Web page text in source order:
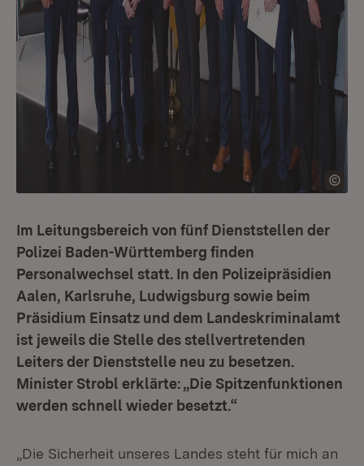
Im Leitungsbereich von fünf Dienststellen der
Polizei Baden-Württemberg finden
Personalwechsel statt. In den Polizeipräsidien
Aalen, Karlsruhe, Ludwigsburg sowie beim
Präsidium Einsatz und dem Landeskriminalamt
ist jeweils die Stelle des stellvertretenden
Leiters der Dienststelle neu zu besetzen.
Minister Strobl erklärte: „Die Spitzenfunktionen
werden schnell wieder besetzt.“
„Die Sicherheit unseres Landes steht für mich an